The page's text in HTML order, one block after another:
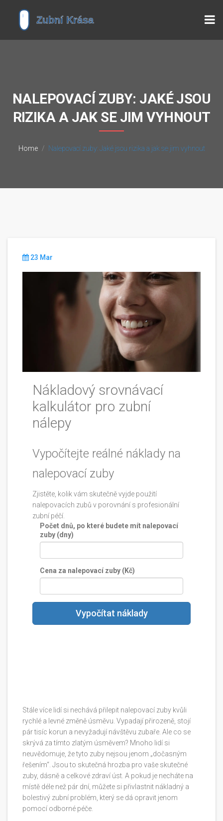
NALEPOVACÍ ZUBY: JAKÉ JSOU
RIZIKA A JAK SE JIM VYHNOUT
Home Nalepovací zuby: Jaké jsou rizika a jak se jim vyhnout
23 Mar
Nákladový srovnávací
kalkulátor pro zubní
nálepy
Vypočítejte reálné náklady na
nalepovací zuby
Zjistěte, kolik vám skutečně vyjde použití
nalepovacích zubů v porovnání s profesionální
zubní péčí.
Počet dnů, po které budete mít nalepovací
zuby (dny)
Cena za nalepovací zuby (Kč)
Vypočítat náklady
Stále více lidí si nechává přilepit nalepovací zuby kvůli
rychlé a levné změně úsměvu. Vypadají přirozeně, stojí
pár tisíc korun a nevyžadují návštěvu zubaře. Ale co se
skrývá za tímto zlatým úsměvem? Mnoho lidí si
neuvědomuje, že tyto zuby nejsou jenom „dočasným
řešením“. Jsou to skutečná hrozba pro vaše skutečné
zuby, dásně a celkové zdraví úst. A pokud je necháte na
místě déle než pár dní, můžete si přivlastnit nákladný a
bolestivý zubní problém, který se dá opravit jenom
pomocí odborné péče.